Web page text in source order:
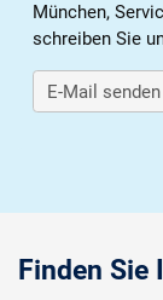
Über die AKDB
München,
schreiben Sie
E-Mail senden
Finden Sie